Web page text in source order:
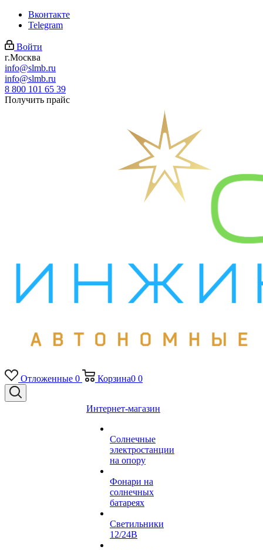
Вконтакте
Telegram
Войти
г.Москва
info@slmb.ru
info@slmb.ru
8 800 101 65 39
Получить прайс
Отложенные 0 Корзина0 0
Интернет-магазин
Солнечные
электростанции
на опору
Фонари на
солнечных
батареях
Светильники
12/24В